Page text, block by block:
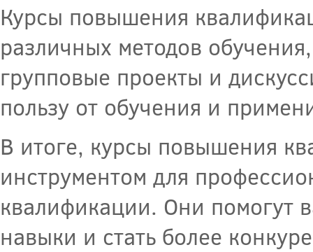
Курсы повышения
различных методов
групповые проекты и
пользу от обучения и
В итоге, курсы повышения
инструментом для
квалификации. Они помогут
навыки и стать более